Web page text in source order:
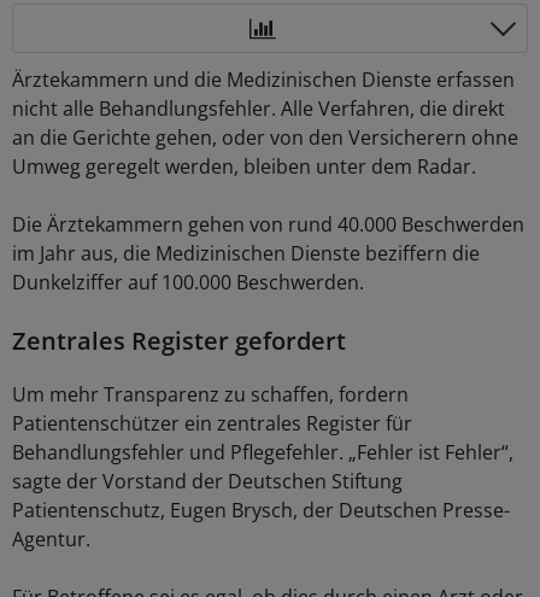
Ärztekammern und die Medizinischen Dienste erfassen
nicht alle Behandlungsfehler. Alle Verfahren, die direkt
an die Gerichte gehen, oder von den Versicherern ohne
Umweg geregelt werden, bleiben unter dem Radar.
Die Ärztekammern gehen von rund 40.000 Beschwerden
im Jahr aus, die Medizinischen Dienste beziffern die
Dunkelziffer auf 100.000 Beschwerden.
Zentrales Register gefordert
Um mehr Transparenz zu schaffen, fordern
Patientenschützer ein zentrales Register für
Behandlungsfehler und Pflegefehler. „Fehler ist Fehler“,
sagte der Vorstand der Deutschen Stiftung
Patientenschutz, Eugen Brysch, der Deutschen Presse-
Agentur.